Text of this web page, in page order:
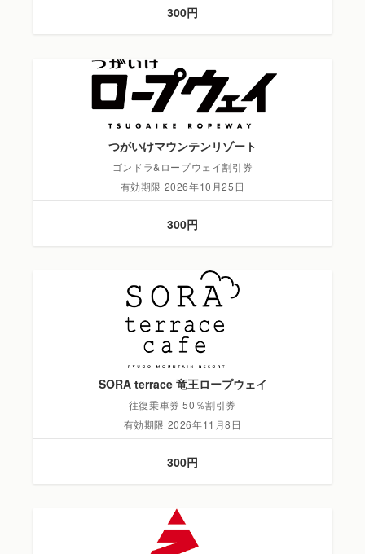
300円
つがいけマウンテンリゾート
ゴンドラ&ロープウェイ割引券
有効期限 2026年10月25日
300円
SORA terrace 竜王ロープウェイ
往復乗車券 50％割引券
有効期限 2026年11月8日
300円